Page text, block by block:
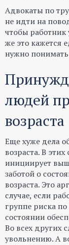
Адвокаты по
не идти на
чтобы
же это кажется
нужно понимать
людей
возраста
Еще хуже дела
возраста. В
инициирует
заботой о
возраста. Это
случае, если
группе риска
состоянии
Во всех других
увольнению. А